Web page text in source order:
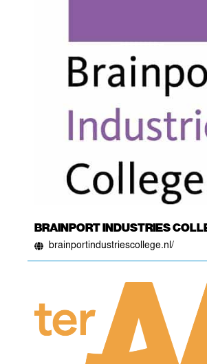
BRAINPORT INDUSTRIES
brainportindustriescollege.nl/